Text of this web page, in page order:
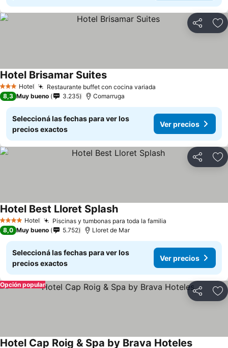
Compartir
3 Estrellas
Hotel Restaurante buffet con cocina variada
Hotel Brisamar Suites
8,3 Muy bueno 3.235 Comarruga
Seleccioná las fechas para ver los
precios exactos
Ver precios
Compartir
4 EstrellasHotel Piscinas y tumbonas para toda la familia
Hotel Best Lloret Splash
8,0 Muy bueno 5.752 Lloret de Mar
Seleccioná las fechas para ver los
precios exactos
Ver precios
Compartir
Opción popular
Hotel Cap Roig & Spa by Brava Hoteles